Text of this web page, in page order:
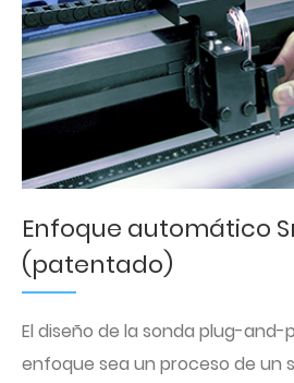
Enfoque automático
(patentado)
El diseño de la sonda plug-and-
enfoque sea un proceso de un